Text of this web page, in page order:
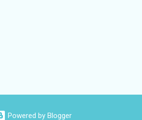
Powered by Blogger